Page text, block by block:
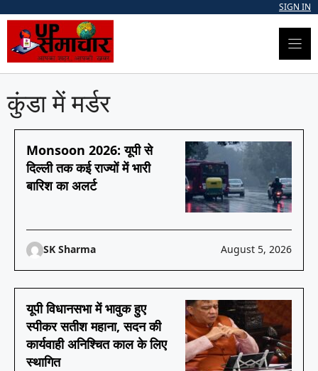
content
SIGN IN
कुंडा में मर्डर
Monsoon 2026: यूपी से
दिल्ली तक कई राज्यों में भारी
बारिश का अलर्ट
SK Sharma August 5, 2026
यूपी विधानसभा में भावुक हुए
स्पीकर सतीश महाना, सदन की
कार्यवाही अनिश्चित काल के लिए
स्थागित